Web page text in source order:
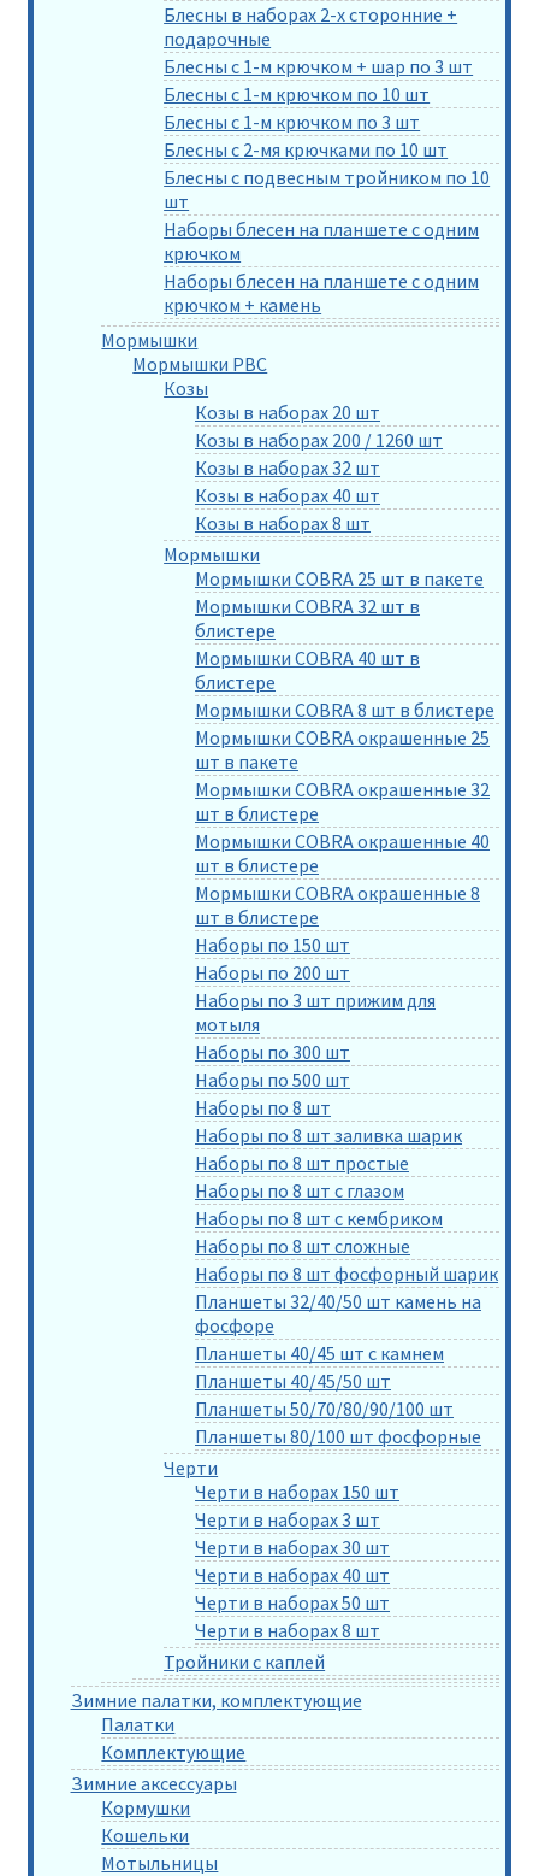
Блесны в наборах 2-х сторонние +
подарочные
Блесны с 1-м крючком + шар по 3 шт
Блесны с 1-м крючком по 10 шт
Блесны с 1-м крючком по 3 шт
Блесны с 2-мя крючками по 10 шт
Блесны с подвесным тройником по 10
шт
Наборы блесен на планшете с одним
крючком
Наборы блесен на планшете с одним
крючком + камень
Мормышки
Мормышки РВС
Козы
Козы в наборах 20 шт
Козы в наборах 200 / 1260 шт
Козы в наборах 32 шт
Козы в наборах 40 шт
Козы в наборах 8 шт
Мормышки
Мормышки COBRA 25 шт в пакете
Мормышки COBRA 32 шт в
блистере
Мормышки COBRA 40 шт в
блистере
Мормышки COBRA 8 шт в блистере
Мормышки COBRA окрашенные 25
шт в пакете
Мормышки COBRA окрашенные 32
шт в блистере
Мормышки COBRA окрашенные 40
шт в блистере
Мормышки COBRA окрашенные 8
шт в блистере
Наборы по 150 шт
Наборы по 200 шт
Наборы по 3 шт прижим для
мотыля
Наборы по 300 шт
Наборы по 500 шт
Наборы по 8 шт
Наборы по 8 шт заливка шарик
Наборы по 8 шт простые
Наборы по 8 шт с глазом
Наборы по 8 шт с кембриком
Наборы по 8 шт сложные
Наборы по 8 шт фосфорный шарик
Планшеты 32/40/50 шт камень на
фосфоре
Планшеты 40/45 шт с камнем
Планшеты 40/45/50 шт
Планшеты 50/70/80/90/100 шт
Планшеты 80/100 шт фосфорные
Черти
Черти в наборах 150 шт
Черти в наборах 3 шт
Черти в наборах 30 шт
Черти в наборах 40 шт
Черти в наборах 50 шт
Черти в наборах 8 шт
Тройники с каплей
Зимние палатки, комплектующие
Палатки
Комплектующие
Зимние аксессуары
Кормушки
Кошельки
Мотыльницы